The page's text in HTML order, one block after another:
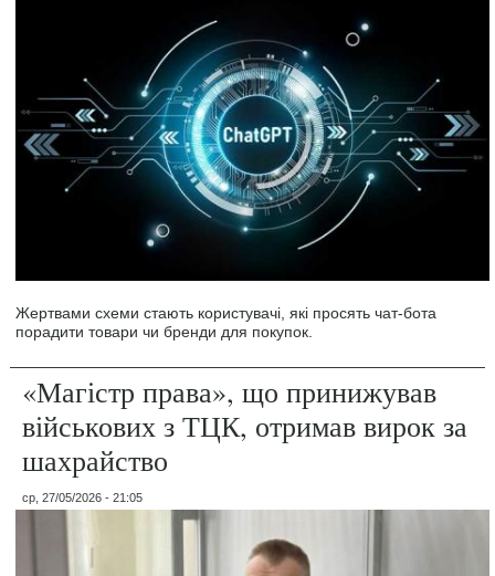
Жертвами схеми стають користувачі, які просять чат-бота
порадити товари чи бренди для покупок.
«Магістр права», що принижував
військових з ТЦК, отримав вирок за
шахрайство
ср, 27/05/2026 - 21:05